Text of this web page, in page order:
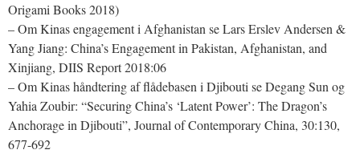
Origami Books 2018)
– Om Kinas engagement i Afghanistan se Lars Erslev Andersen &
Yang Jiang: China’s Engagement in Pakistan, Afghanistan, and
Xinjiang, DIIS Report 2018:06
– Om Kinas håndtering af flådebasen i Djibouti se Degang Sun og
Yahia Zoubir: “Securing China’s ‘Latent Power’: The Dragon’s
Anchorage in Djibouti”, Journal of Contemporary China, 30:130,
677-692